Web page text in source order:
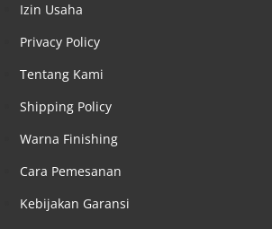
Izin Usaha
Privacy Policy
Tentang Kami
Shipping Policy
Warna Finishing
Cara Pemesanan
Kebijakan Garansi